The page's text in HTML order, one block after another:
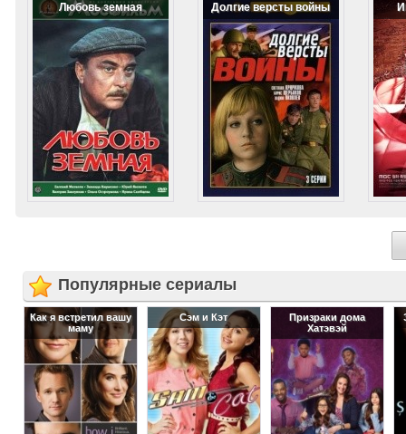
Любовь земная Долгие версты войны
Популярные сериалы
Как я встретил вашу
маму
Сэм и Кэт
Призраки дома
Хатэвэй